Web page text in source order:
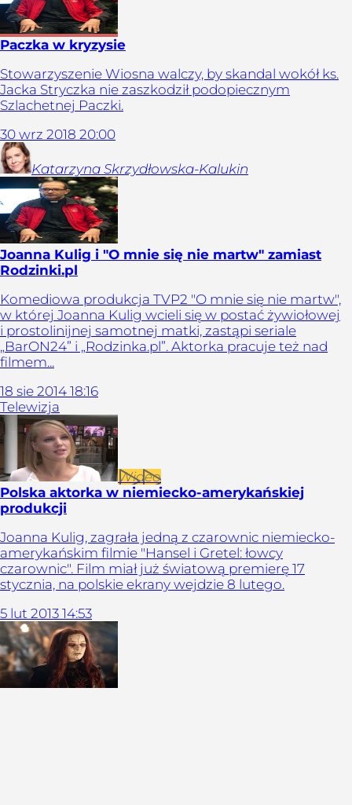
Paczka w kryzysie
Stowarzyszenie Wiosna walczy, by skandal wokół ks.
Jacka Stryczka nie zaszkodził podopiecznym
Szlachetnej Paczki.
30 wrz 2018 20:00
Katarzyna Skrzydłowska-Kalukin
Joanna Kulig i "O mnie się nie martw" zamiast
Rodzinki.pl
Komediowa produkcja TVP2 "O mnie się nie martw",
w której Joanna Kulig wcieli się w postać żywiołowej
i prostolinijnej samotnej matki, zastąpi seriale
„BarON24” i „Rodzinka.pl”. Aktorka pracuje też nad
filmem...
18 sie 2014 18:16
Telewizja
Wideo
Polska aktorka w niemiecko-amerykańskiej
produkcji
Joanna Kulig, zagrała jedną z czarownic niemiecko-
amerykańskim filmie "Hansel i Gretel: łowcy
czarownic". Film miał już światową premierę 17
stycznia, na polskie ekrany wejdzie 8 lutego.
5 lut 2013 14:53